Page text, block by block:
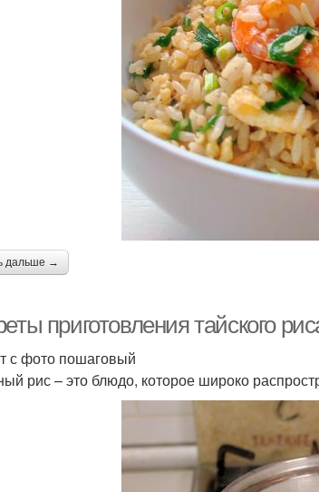
дальше →
приготовления тайского
с фото пошаговый
рис – это блюдо, которое широко